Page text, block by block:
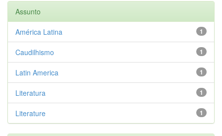
Assunto
1
América Latina
1
Caudilhismo
1
Latin America
1
Literatura
1
Literature